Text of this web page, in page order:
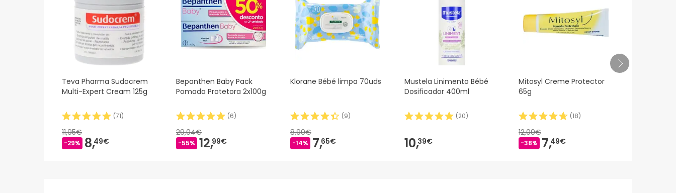
Teva Pharma Sudocrem
Multi-Expert Cream 125g
(71)
11,95€
-29% 8,49€
Bepanthen Baby Pack
Pomada Protetora 2x100g
(6)
29,04€
-55% 12,99€
Klorane Bébé limpa 70uds
(9)
8,90€
-14% 7,65€
Mustela Linimento Bébé
Dosificador 400ml
(20)
10,39€
Mitosyl Creme Protector
65g
(18)
12,00€
-38% 7,49€